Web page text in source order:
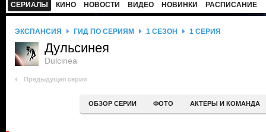
СЕРИАЛЫ КИНО НОВОСТИ ВИДЕО НОВИНКИ РАСПИСАНИЕ
ЭКСПАНСИЯ ГИД ПО СЕРИЯМ 1 СЕЗОН 1 СЕРИЯ
Дульсинея
Dulcinea
Предыдущая серия
ОБЗОР СЕРИИ ФОТО АКТЕРЫ И КОМАНДА